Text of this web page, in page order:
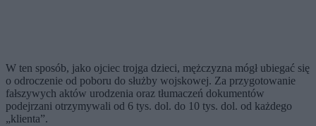
W ten sposób, jako ojciec trojga dzieci, mężczyzna mógł ubiegać się
o odroczenie od poboru do służby wojskowej. Za przygotowanie
fałszywych aktów urodzenia oraz tłumaczeń dokumentów
podejrzani otrzymywali od 6 tys. dol. do 10 tys. dol. od każdego
„klienta”.